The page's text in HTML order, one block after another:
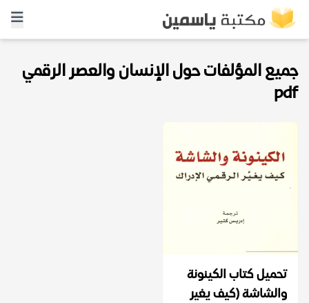
جميع المؤلفات حول الإنسان والعصر الرقمي
pdf
تحميل كتاب الكينونة
والشاشة (كيف يغير